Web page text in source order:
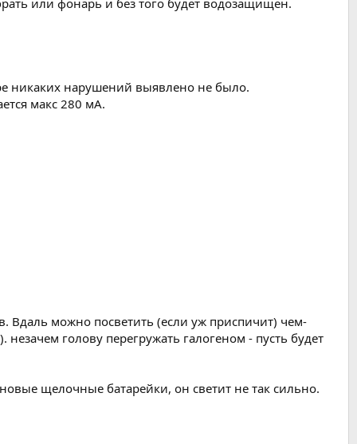
или фонарь и без того будет водозащищен.
никаких нарушений выявлено не было.
макс 280 мА.
Вдаль можно посветить (если уж приспичит) чем-
голову перегружать галогеном - пусть будет
щелочные батарейки, он светит не так сильно.